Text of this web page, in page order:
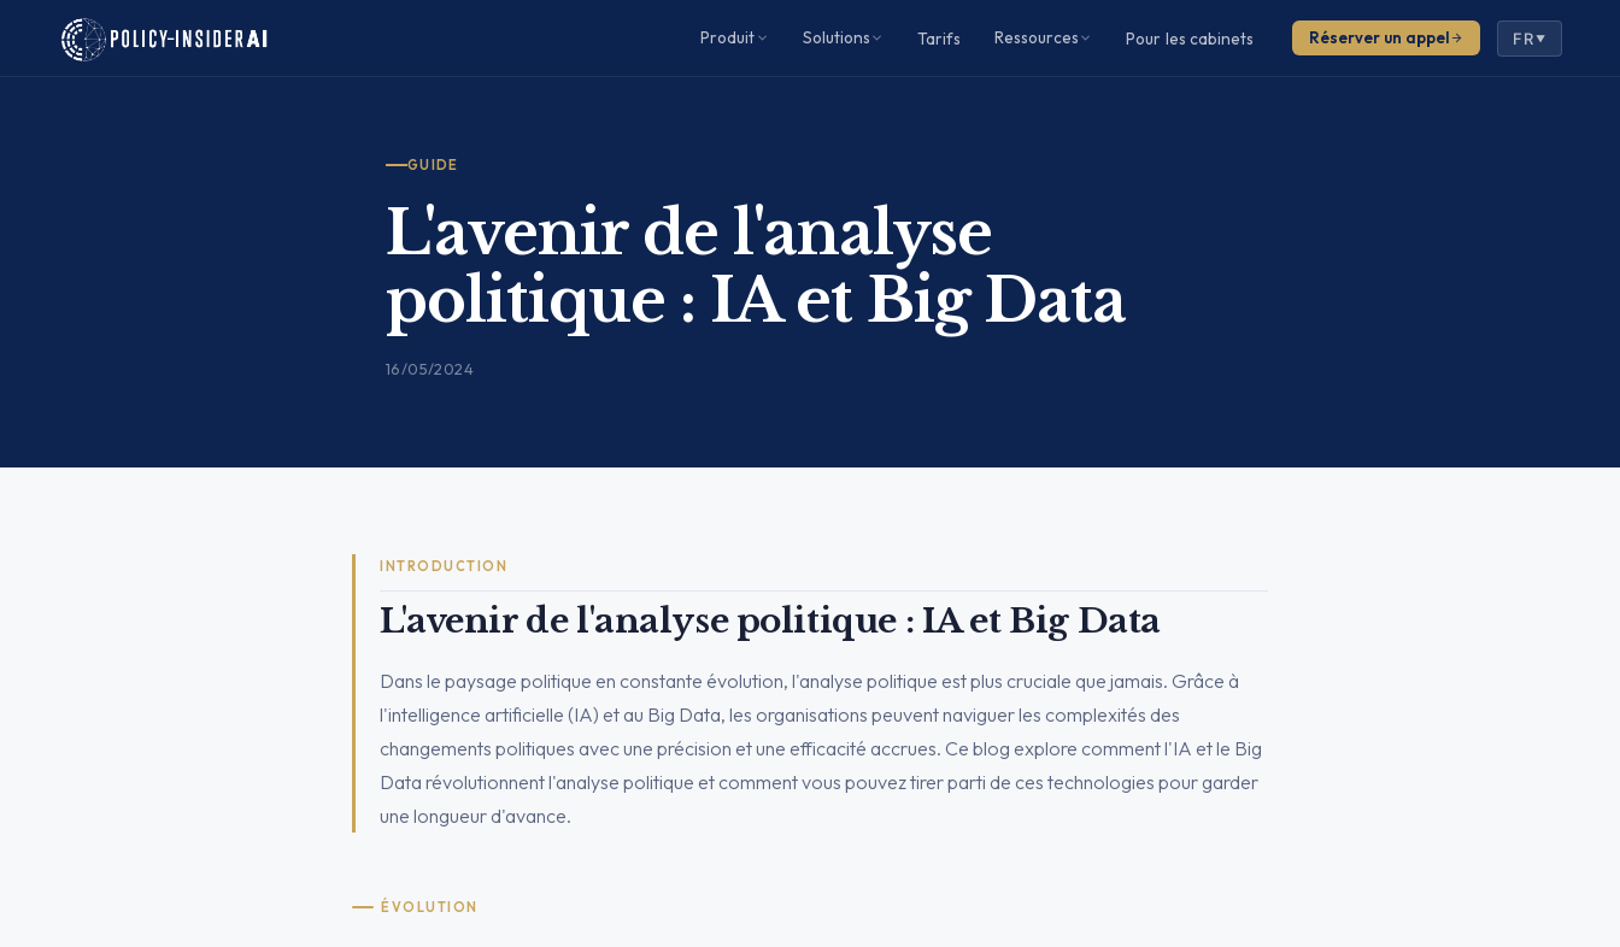
Produit Solutions Tarifs Ressources Pour les cabinets Réserver un appel FR ▼
GUIDE
L'avenir de l'analyse
politique : IA et Big Data
16/05/2024
INTRODUCTION
L'avenir de l'analyse politique : IA et Big Data
Dans le paysage politique en constante évolution, l'analyse politique est plus cruciale que jamais. Grâce à
l'intelligence artificielle (IA) et au Big Data, les organisations peuvent naviguer les complexités des
changements politiques avec une précision et une efficacité accrues. Ce blog explore comment l'IA et le Big
Data révolutionnent l'analyse politique et comment vous pouvez tirer parti de ces technologies pour garder
une longueur d'avance.
ÉVOLUTION